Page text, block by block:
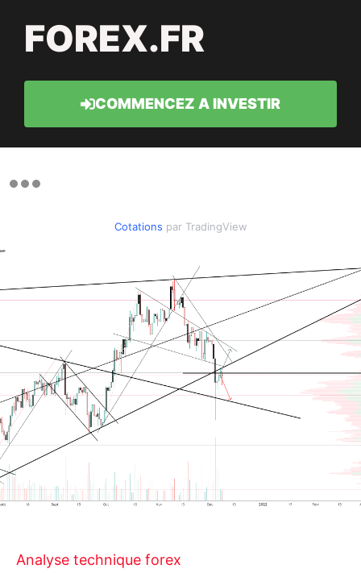
FOREX.FR
COMMENCEZ A INVESTIR
Cotations par TradingView
Analyse technique forex